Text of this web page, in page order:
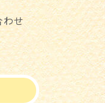
わせ